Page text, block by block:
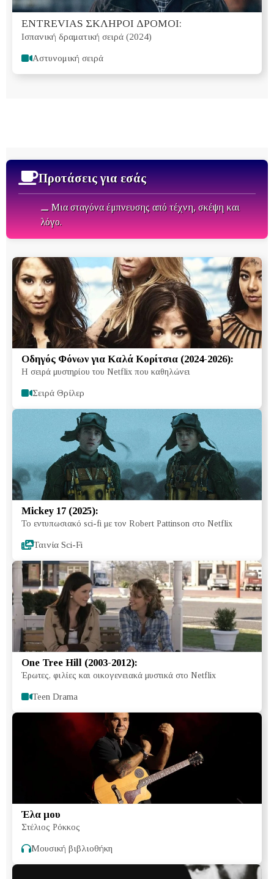
ENTREVIAS ΣΚΛΗΡΟΙ ΔΡΟΜΟΙ:
Ισπανική δραματική σειρά (2024)
Αστυνομική σειρά
Προτάσεις για εσάς
⚊ Μια σταγόνα έμπνευσης από τέχνη, σκέψη και
λόγο.
Οδηγός Φόνων για Καλά Κορίτσια (2024-2026):
Η σειρά μυστηρίου του Netflix που καθηλώνει
Σειρά Θρίλερ
Mickey 17 (2025):
Το εντυπωσιακό sci-fi με τον Robert Pattinson στο Netflix
Ταινία Sci-Fi
One Tree Hill (2003-2012):
Έρωτες, φιλίες και οικογενειακά μυστικά στο Netflix
Teen Drama
Έλα μου
Στέλιος Ρόκκος
Μουσική βιβλιοθήκη